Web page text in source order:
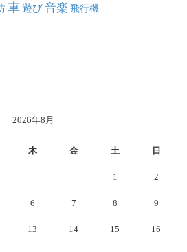
車遊び音楽 飛行機
2026年8月
木 金 土 日
1 2
6 7 8 9
13 14 15 16